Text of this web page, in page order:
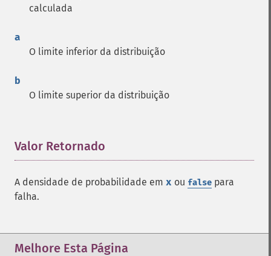
calculada
a
O limite inferior da distribuição
b
O limite superior da distribuição
Valor Retornado
A densidade de probabilidade em x ou false para
falha.
Melhore Esta Página